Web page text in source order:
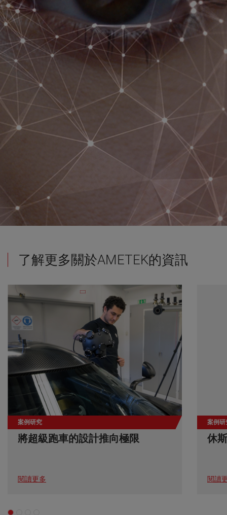
了解更多關於AMETEK的資訊
案例研究
將超級跑車的設計推向極限
閱讀更多
案例研
休
閱讀